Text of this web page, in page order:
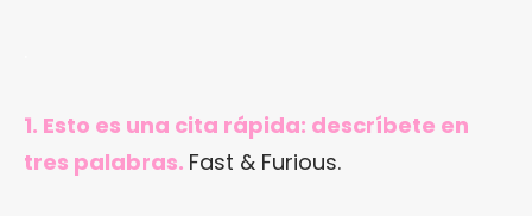
1. Esto es una cita rápida: descríbete en
tres palabras. Fast & Furious.